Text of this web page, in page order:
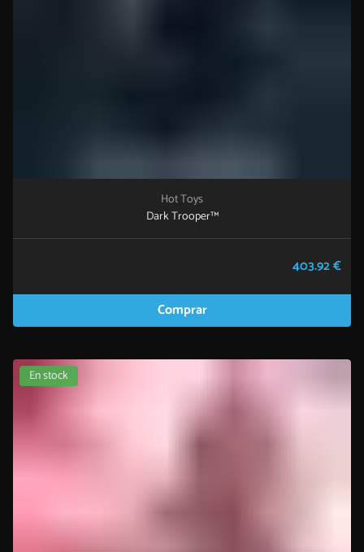
Hot Toys
Dark Trooper™
403.92 €
Comprar
En stock